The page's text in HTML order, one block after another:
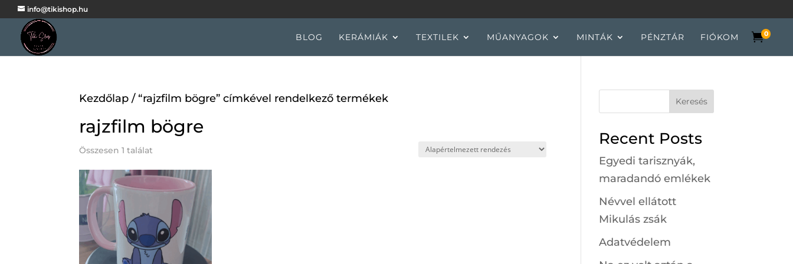
info@tikishop.hu
BLOG KERÁMIÁK TEXTILEK MŰANYAGOK MINTÁK PÉNZTÁR FIÓKOM 0
Kezdőlap / “rajzfilm bögre” címkével rendelkező termékek
rajzfilm bögre
Összesen 1 találat
Keresés
Recent Posts
Egyedi tarisznyák,
maradandó emlékek
Névvel ellátott
Mikulás zsák
Adatvédelem